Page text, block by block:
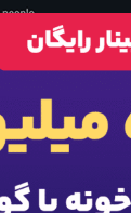
کنید
شما پیامک خواهد